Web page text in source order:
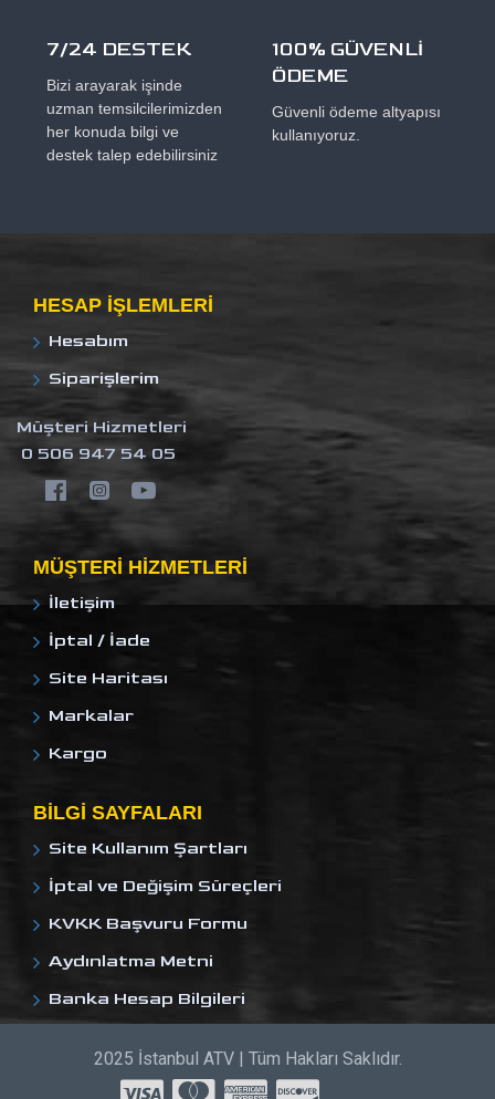
7/24 DESTEK
Bizi arayarak işinde
uzman temsilcilerimizden
her konuda bilgi ve
destek talep edebilirsiniz
100% GÜVENLİ
ÖDEME
Güvenli ödeme altyapısı
kullanıyoruz.
HESAP IŞLEMLERI
Hesabım
Siparişlerim
Müşteri Hizmetleri
0 506 947 54 05
MÜŞTERI HIZMETLERI
İletişim
İptal / İade
Site Haritası
Markalar
Kargo
BILGI SAYFALARI
Site Kullanım Şartları
İptal ve Değişim Süreçleri
KVKK Başvuru Formu
Aydınlatma Metni
Banka Hesap Bilgileri
2025 İstanbul ATV | Tüm Hakları Saklıdır.